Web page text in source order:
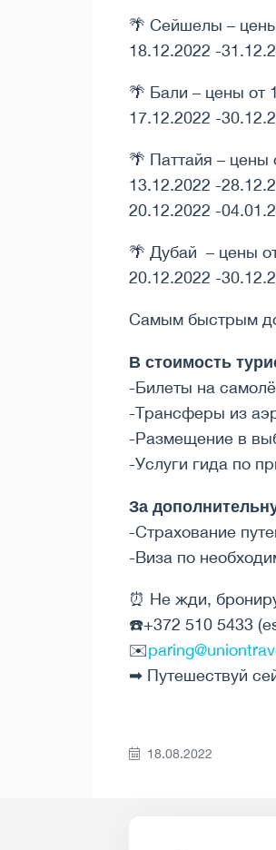
🌴 Сейшелы –
18.12.2022 -
🌴 Бали – цены от
17.12.2022 -
🌴 Паттайя – цены
13.12.2022 -
20.12.2022 -
🌴 Дубай – цены
20.12.2022 -
Самым быстрым
В стоимость
-Билеты на
-Трансферы из
-Размещение в
-Услуги гида по
За
-Страхование
-Виза по
⏰ Не жди,
☎️+372 510 5433
✉️
➡ Путешествуй
18.08.2022